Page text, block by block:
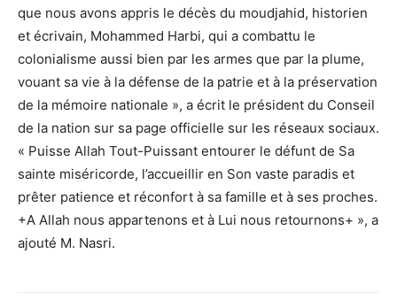
que nous avons appris le décès du moudjahid, historien
et écrivain, Mohammed Harbi, qui a combattu le
colonialisme aussi bien par les armes que par la plume,
vouant sa vie à la défense de la patrie et à la préservation
de la mémoire nationale », a écrit le président du Conseil
de la nation sur sa page officielle sur les réseaux sociaux.
« Puisse Allah Tout-Puissant entourer le défunt de Sa
sainte miséricorde, l’accueillir en Son vaste paradis et
prêter patience et réconfort à sa famille et à ses proches.
+A Allah nous appartenons et à Lui nous retournons+ », a
ajouté M. Nasri.